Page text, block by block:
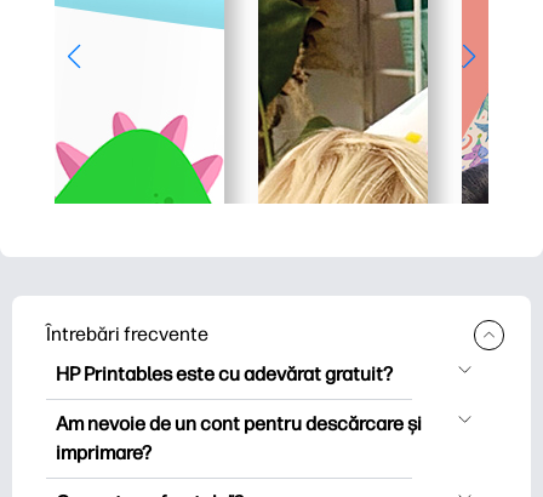
Întrebări frecvente
HP Printables este cu adevărat gratuit?
HP Printables oferă peste 2.500 de
imprimabile gratuite pentru descărcare
și imprimare. Explorați pagini de colorat
Am nevoie de un cont pentru descărcare și
imprimare?
Puteți explora și imprima fără a crea un